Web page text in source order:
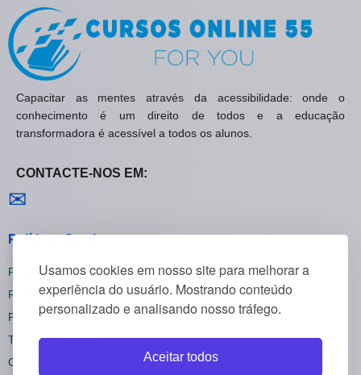
Usamos cookies em nosso site para melhorar a
experiência do usuário. Mostrando conteúdo
personalizado e analisando nosso tráfego.
Aceitar todos
Capacitar as mentes através da acessibilidade: onde o
conhecimento é um direito de todos e a educação
transformadora é acessível a todos os alunos.
CONTACTE-NOS EM:
✉
Políticas Gerais
Política de Privacidade
Política de Cookies
Política de Reembolsos
Termos e Condições
Cancelar inscrição